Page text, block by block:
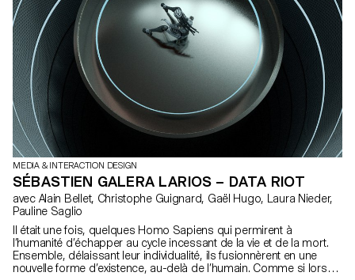
MEDIA & INTERACTION DESIGN
SÉBASTIEN GALERA LARIOS – DATA RIOT
avec Alain Bellet, Christophe Guignard, Gaël Hugo, Laura Nieder,
Pauline Saglio
Il était une fois, quelques Homo Sapiens qui permirent à
l’humanité d’échapper au cycle incessant de la vie et de la mort.
Ensemble, délaissant leur individualité, ils fusionnèrent en une
nouvelle forme d’existence, au-delà de l’humain. Comme si lors